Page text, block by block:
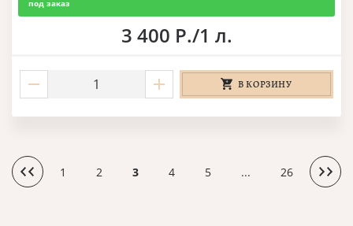
под заказ
3 400 Р./1 л.
В КОРЗИНУ
1 2 3 4 5 ... 26